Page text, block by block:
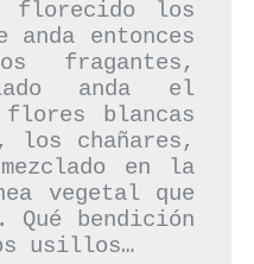
florecido los
entonces
fragantes,
anda el
blancas
chañares,
en la
vegetal que
bendición
usillos…